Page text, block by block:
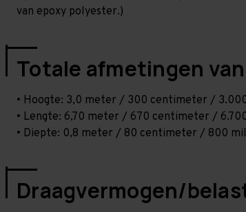
van epoxy polyester.)
Totale afmetingen
• Hoogte: 3,0 meter / 300 centimeter /
• Lengte: 6,70 meter / 670 centimeter /
• Diepte: 0,8 meter / 80 centimeter / 800
Draagvermogen/